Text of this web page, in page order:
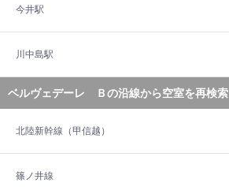
今井駅
川中島駅
ベルヴェデーレ Ｂの沿線から空室を再検索
北陸新幹線（甲信越）
篠ノ井線